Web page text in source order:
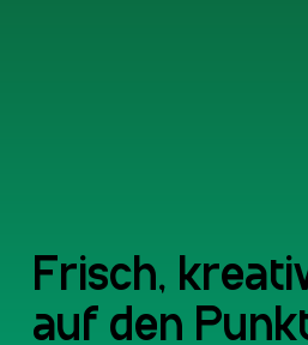
Frisch,
auf den
Frisch,
auf den